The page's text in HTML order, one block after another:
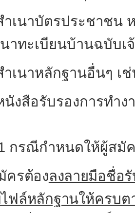
ำเนาบัตรประชาชน
าทะเบียนบ้านฉบับเ
ำเนาหลักฐานอื่นๆ เ
นังสือรับรองการทำ
กรณีกำหนดให้ผู้สมั
ครต้องลงลายมือชื่อ
ฟล์หลักฐานให้ครบต